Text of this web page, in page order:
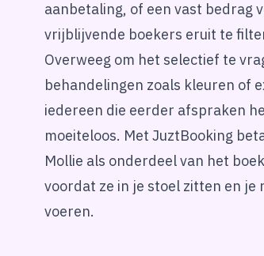
aanbetaling, of een vast bedrag
vrijblijvende boekers eruit te
Overweeg om het selectief te
behandelingen zoals kleuren of
iedereen die eerder afspraken
moeiteloos. Met JuztBooking
Mollie als onderdeel van het
voordat ze in je stoel zitten en
voeren.